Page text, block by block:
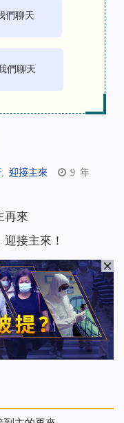
們聊天
們聊天
迎接主來
9 年
再來
接主來！